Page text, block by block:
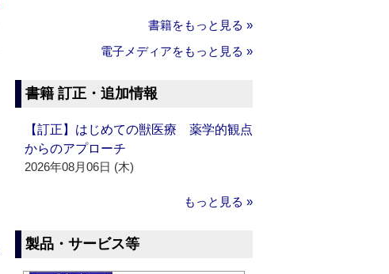
書籍をもっと見る »
電子メディアをもっと見る »
書籍 訂正・追加情報
【訂正】はじめての獣医療 薬学的観点
からのアプローチ
2026年08月06日 (木)
もっと見る »
製品・サービス等